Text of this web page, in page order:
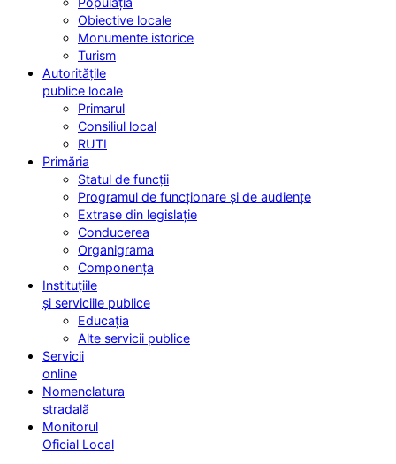
Obiective locale
Monumente istorice
Turism
Autoritățile
publice locale
Primarul
Consiliul local
RUTI
Primăria
Statul de funcții
Programul de funcționare și de audiențe
Extrase din legislație
Conducerea
Organigrama
Componența
Instituțiile
și serviciile publice
Educația
Alte servicii publice
Servicii
online
Nomenclatura
stradală
Monitorul
Oficial Local